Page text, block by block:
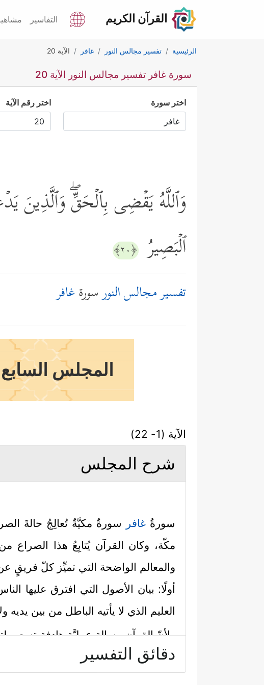
القرآن الكريم التفاسير
الرئيسية تفسير مجالس النور غافر الآية 20
سورة غافر تفسير مجالس النور الآية 20
اختر سورة اختر رقم الآية
وَٱللَّهُ یَقۡضِی بِٱلۡحَقِّۖ وَٱلَّذِینَ
ٱلۡبَصِیرُ ﴿٢٠﴾
تفسير مجالس النورسورةغافر
المجلس السابع
الآية (1- 22)
شرح المجلس
سورةُغافر
سورةٌ مكيَّةٌ تُعالِجُ حالةَ
مكّة، وكان القرآن يُتابِعُ هذا الصراع
والمعالم الواضحة التي تميِّز كلّ فريقٍ
أولًا: بيان الأصول التي افترق عليها
العليم الذي لا يأتيه الباطل من بين يديه
ولأنّ القرآن رسالة عمليَّة هادفة تسعى
لكلِّ مُخطئٍ وعاصٍ مهما كان، مُحذِّرًا في
دقائق التفسير